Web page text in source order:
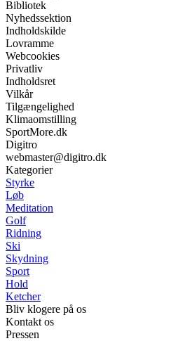
Bibliotek
Nyhedssektion
Indholdskilde
Lovramme
Webcookies
Privatliv
Indholdsret
Vilkår
Tilgængelighed
Klimaomstilling
SportMore.dk
Digitro
webmaster@digitro.dk
Kategorier
Styrke
Løb
Meditation
Golf
Ridning
Ski
Skydning
Sport
Hold
Ketcher
Bliv klogere på os
Kontakt os
Pressen